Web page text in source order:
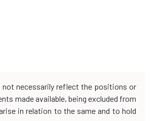
not necessarily reflect the positions or
made available, being excluded from
in relation to the same and to hold